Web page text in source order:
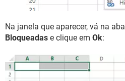
Na janela que aparecer, vá na aba
Bloqueadas e clique em Ok: